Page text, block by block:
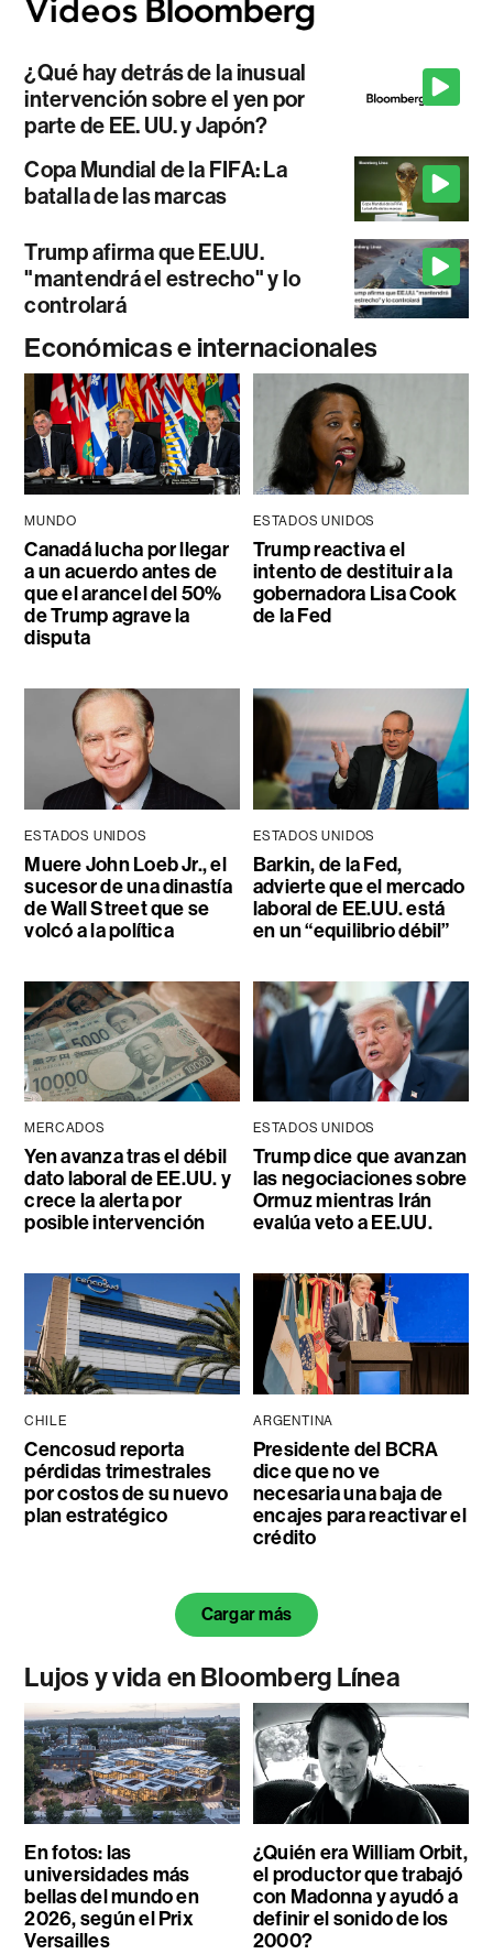
¿Qué hay detrás de la inusual
intervención sobre el yen por
parte de EE. UU. y Japón?
Copa Mundial de la FIFA: La
batalla de las marcas
Trump afirma que EE.UU.
"mantendrá el estrecho" y lo
controlará
Económicas e internacionales
MUNDO
Canadá lucha por llegar
a un acuerdo antes de
que el arancel del 50%
de Trump agrave la
disputa
ESTADOS UNIDOS
Trump reactiva el
intento de destituir a la
gobernadora Lisa Cook
de la Fed
ESTADOS UNIDOS
Muere John Loeb Jr., el
sucesor de una dinastía
de Wall Street que se
volcó a la política
ESTADOS UNIDOS
Barkin, de la Fed,
advierte que el mercado
laboral de EE.UU. está
en un “equilibrio débil”
MERCADOS
Yen avanza tras el débil
dato laboral de EE.UU. y
crece la alerta por
posible intervención
ESTADOS UNIDOS
Trump dice que avanzan
las negociaciones sobre
Ormuz mientras Irán
evalúa veto a EE.UU.
CHILE
Cencosud reporta
pérdidas trimestrales
por costos de su nuevo
plan estratégico
ARGENTINA
Presidente del BCRA
dice que no ve
necesaria una baja de
encajes para reactivar el
crédito
Cargar más
Lujos y vida en Bloomberg Línea
En fotos: las
universidades más
bellas del mundo en
2026, según el Prix
Versailles
¿Quién era William Orbit,
el productor que trabajó
con Madonna y ayudó a
definir el sonido de los
2000?